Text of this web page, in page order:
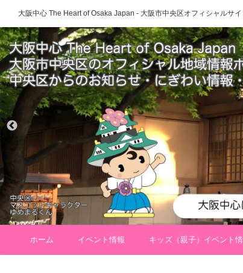
大阪中心 The Heart of Osaka Japan - 大阪市中央区オフィシャルサ
ホーム イベント情報 キッズ（親子）イベント